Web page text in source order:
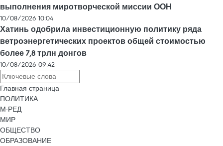
выполнения миротворческой миссии ООН
10/08/2026 10:04
Хатинь одобрила инвестиционную политику ряда
ветроэнергетических проектов общей стоимостью
более 7,8 трлн донгов
10/08/2026 09:42
Главная страница
ПОЛИТИКА
М-РЕД
МИР
ОБЩЕСТВО
ОБРАЗОВАНИЕ